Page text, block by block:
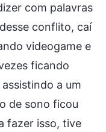
com palavras
conflito, caí
videogame e
ficando
a um
de sono ficou
fazer isso, tive